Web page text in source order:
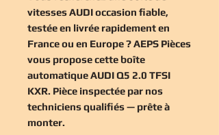
vitesses AUDI occasion fiable,
testée en livrée rapidement en
France ou en Europe ? AEPS Pièces
vous propose cette boîte
automatique AUDI Q5 2.0 TFSI
KXR. Pièce inspectée par nos
techniciens qualifiés — prête à
monter.